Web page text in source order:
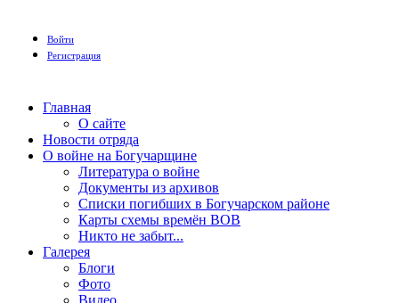
Войти
Регистрация
Главная
О сайте
Новости отряда
О войне на Богучарщине
Литература о войне
Документы из архивов
Списки погибших в Богучарском районе
Карты схемы времён ВОВ
Никто не забыт...
Галерея
Блоги
Фото
Видео